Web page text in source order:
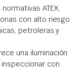
ATEX,
con alto riesgo
petroleras y
una iluminación
con